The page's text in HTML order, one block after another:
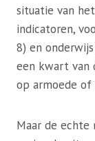
situatie van
indicatoren,
8) en
een kwart van
op armoede of
Maar de echte